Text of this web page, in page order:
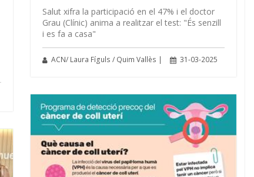
Salut xifra la participació en el 47% i el doctor
Grau (Clínic) anima a realitzar el test: "És senzill
i es fa a casa"
ACN/ Laura Fíguls / Quim Vallès | 31-03-2025